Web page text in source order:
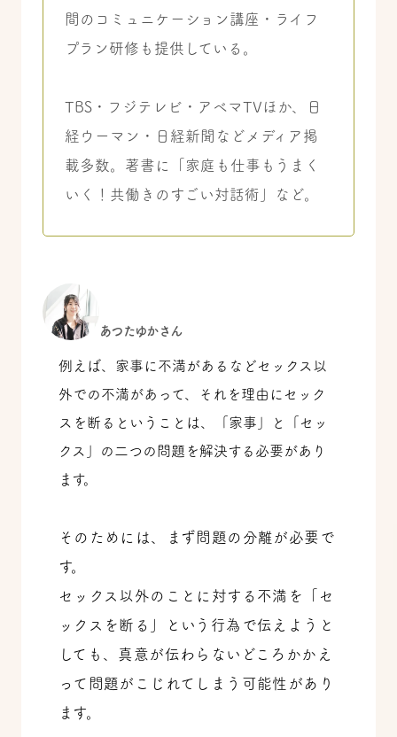
間のコミュニケーション講座・ライフ
プラン研修も提供している。
TBS・フジテレビ・アベマTVほか、日
経ウーマン・日経新聞などメディア掲
載多数。著書に「家庭も仕事もうまく
いく！共働きのすごい対話術」など。
あつたゆかさん
例えば、家事に不満があるなどセックス以
外での不満があって、それを理由にセック
スを断るということは、「家事」と「セッ
クス」の二つの問題を解決する必要があり
ます。
そのためには、まず問題の分離が必要で
す。
セックス以外のことに対する不満を「セ
ックスを断る」という行為で伝えようと
しても、真意が伝わらないどころかかえ
って問題がこじれてしまう可能性があり
ます。